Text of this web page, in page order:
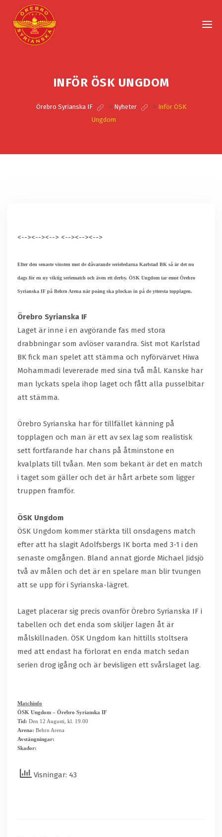
INFÖR ÖSK UNGDOM
Örebro Syrianska IF > Nyheter > Inför ÖSK
Ungdom
<--><--><--> <--><--><-->
Efter den senaste vinsten mot de dåvarande serieledarna Karlstad BK så är det nu
dags för en ny viktig seriematch och även ett derby. ÖSK Ungdom tar emot Örebro
Syrianska IF på Behrn Arena när poäng ska plockas in på de yttersta topplagen.
Örebro Syrianska IF
Laget är inne i en avgörande fas med stora
drabbningar som avlöser varandra. Sist mot Karlstad
BK fick man spelet att stämma och nyförvärvet Hiwa
Mohammadi levererade med sina två mål. Kanske har
man lyckats spela ihop laget och fått alla pusselbitar
att stämma.
Örebro Syrianska har för tillfället känning på
topplagen och man är ett av sex lag som realistisk
sett fortfarande har chans på åtminstone en
kvalplats till tvåan. Men som bekant är det en match
i taget som gäller och det är hårt arbete som ligger
truppen framför.
ÖSK Ungdom
ÖSK Ungdom kommer stärkta till onsdagens match
efter att ha slagit Adolfsbergs IK borta med 3-1 i den
senaste omgången. Bland annat gjorde Michael Jidsjö
två av målen och det är en spelare man blir tvungen
att se upp för i Syrianska-lägret.
Laget placerar sig precis ovanför Örebro Syrianska IF i
tabellen och det enda som skiljer lagen åt är
målskillnaden. ÖSK Ungdom kan hittills stoltsera
med att endast ha förlorat en enda match sedan
serien drog igång och är bevisligen ett svårslaget lag.
Matchinfo
ÖSK Ungdom – Örebro Syrianska IF
Tid: Den 12 Augusti, kl. 19.00
Arena: Behrn Arena
Avstängningar:
Skador:
Visningar: 43